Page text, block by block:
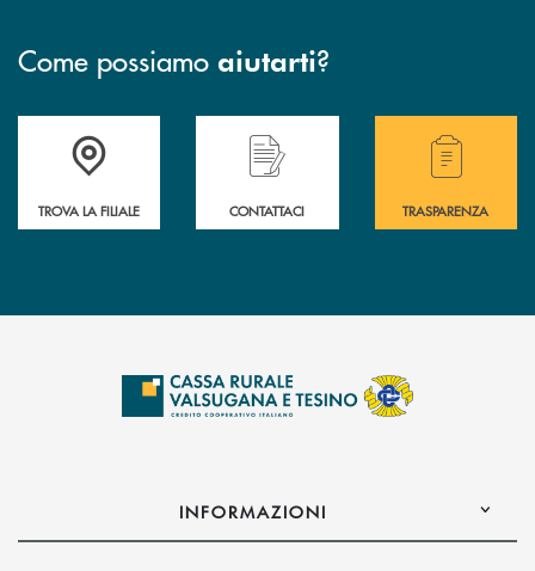
Come possiamo aiutarti?
Accedi all' elenco completo delle filiali .
TROVA LA FILIALE
Hai bisogno di assistenza immediata?
CONTATTACI
Hai bisogno di
TRASPARENZA
INFORMAZIONI